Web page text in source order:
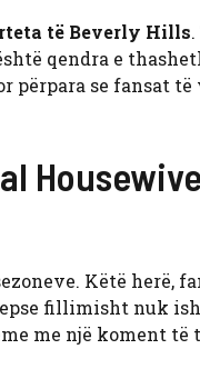
të Beverly Hills
qendra e
përpara se fansat të
Këtë herë,
fillimisht nuk
me një koment të